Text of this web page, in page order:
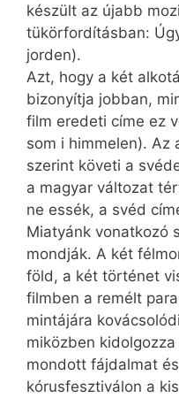
készült az újabb
tükörfordításban:
jorden).
Azt, hogy a két
bizonyítja jobban,
film eredeti címe ez
som i him­me­len). Az
szerint követi a
a magyar változat
ne essék, a svéd
Miatyánk vonatkozó
mondják. A két
föld, a két történet
filmben a remélt
mintájára
miközben
mondott fájdalmat
kórusfesztiválon a